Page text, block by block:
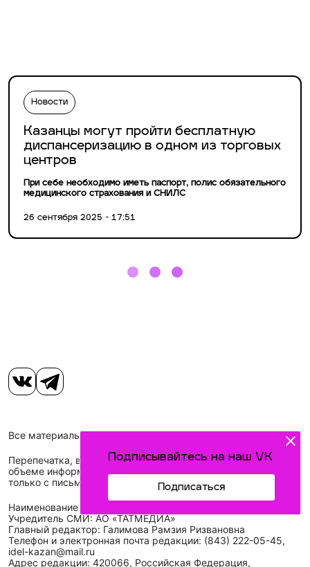
Новости
Казанцы могут пройти бесплатную
диспансеризацию в одном из торговых
центров
При себе необходимо иметь паспорт, полис обязательного
медицинского страхования и СНИЛС
26 сентября 2025 - 17:51
Подписывайтесь на наш VK
Подписаться
Все материалы, размещенные на сайте, защищены законом.
Перепечатка, воспроизведение и распространение в любом
объеме информации, размещенной на сайте, возможна
только с письменного согласия редакций СМИ.
Наименование сетевого издания: Идел-Идель
Учредитель СМИ: АО «ТАТМЕДИА»
Главный редактор: Галимова Рамзия Ризвановна
Телефон и электронная почта редакции: (843) 222-05-45,
idel-kazan@mail.ru
Адрес редакции: 420066, Российская Федерация,